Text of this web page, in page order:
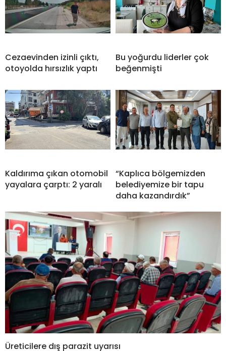
Cezaevinden izinli çıktı,
otoyolda hırsızlık yaptı
Bu yoğurdu liderler çok
beğenmişti
Kaldırıma çıkan otomobil
yayalara çarptı: 2 yaralı
“Kaplıca bölgemizden
belediyemize bir tapu
daha kazandırdık”
Üreticilere dış parazit uyarısı